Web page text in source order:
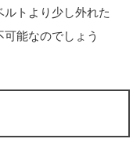
トより少し外れた
能なのでしょう